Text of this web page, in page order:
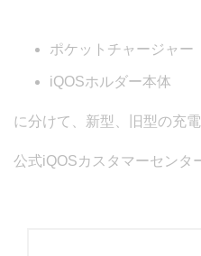
ポケットチャージャー
iQOSホルダー本体
に分けて、新型、旧型の充
公式iQOSカスタマーセンタ